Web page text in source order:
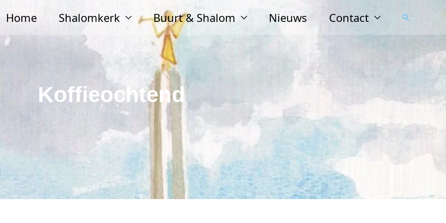
Home Shalomkerk Buurt & Shalom Nieuws Contact Zoeken
Koffieochtend